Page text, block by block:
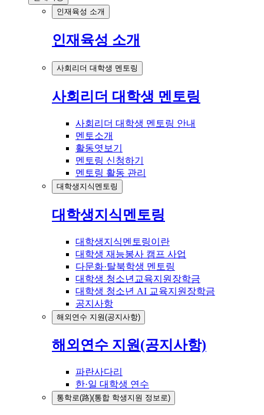
인재육성 소개
인재육성 소개
사회리더 대학생 멘토링
사회리더 대학생 멘토링
사회리더 대학생 멘토링 안내
멘토소개
활동엿보기
멘토링 신청하기
멘토링 활동 관리
대학생지식멘토링
대학생지식멘토링
대학생지식멘토링이란
대학생 재능봉사 캠프 사업
다문화·탈북학생 멘토링
대학생 청소년교육지원장학금
대학생 청소년 AI 교육지원장학금
공지사항
해외연수 지원(공지사항)
해외연수 지원(공지사항)
파란사다리
한·일 대학생 연수
통학로(路)(통합 학생지원 정보로)